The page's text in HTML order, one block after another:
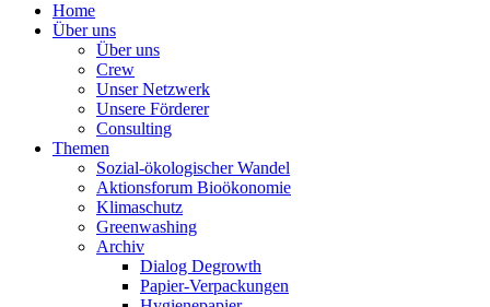
Home
Über uns
Über uns
Crew
Unser Netzwerk
Unsere Förderer
Consulting
Themen
Sozial-ökologischer Wandel
Aktionsforum Bioökonomie
Klimaschutz
Greenwashing
Archiv
Dialog Degrowth
Papier-Verpackungen